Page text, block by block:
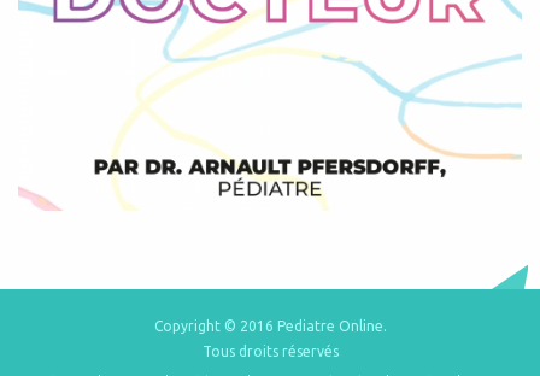
Copyright © 2016 Pediatre Online.
Tous droits réservés